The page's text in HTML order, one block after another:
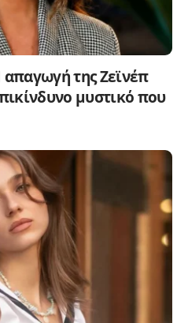
της Ζεϊνέπ
μυστικό που